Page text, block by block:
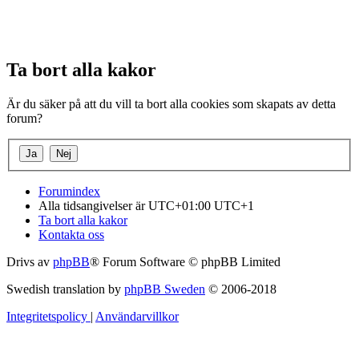
Ta bort alla kakor
Är du säker på att du vill ta bort alla cookies som skapats av detta
forum?
Forumindex
Alla tidsangivelser är UTC+01:00 UTC+1
Ta bort alla kakor
Kontakta oss
Drivs av phpBB® Forum Software © phpBB Limited
Swedish translation by phpBB Sweden © 2006-2018
Integritetspolicy | Användarvillkor